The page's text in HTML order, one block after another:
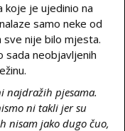
koje je ujedinio na
samo neke od
sve nije bilo mjesta.
sada neobjavljenih
najdražih pjesama.
ni takli jer su
nisam jako dugo čuo,